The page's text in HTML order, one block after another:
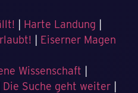
| Harte Landung |
| Eiserner Magen
Wissenschaft |
Die Suche geht weiter |